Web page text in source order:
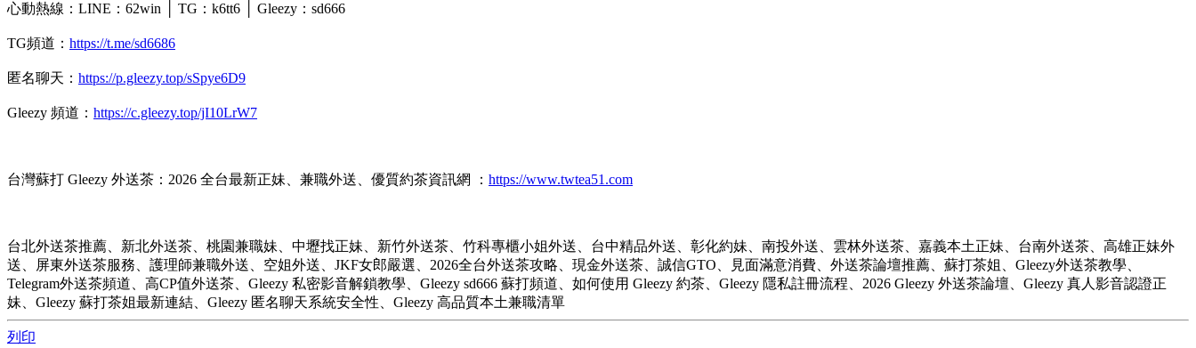
心動熱線：LINE：62win │ TG：k6tt6 │ Gleezy：sd666
TG頻道： https://t.me/sd6686
匿名聊天： https://p.gleezy.top/sSpye6D9
Gleezy 頻道： https://c.gleezy.top/jI10LrW7
台灣蘇打 Gleezy 外送茶：2026 全台最新正妹、兼職外送、優質約茶資訊網 ： https://www.twtea51.com
台北外送茶推薦、新北外送茶、桃園兼職妹、中壢找正妹、新竹外送茶、竹科專櫃小姐外送、台中精品外送、彰化約妹、南投外送、雲林外送茶、嘉義本土正妹、台南外送茶、高雄正妹外
送、屏東外送茶服務、護理師兼職外送、空姐外送、JKF女郎嚴選、2026全台外送茶攻略、現金外送茶、誠信GTO、見面滿意消費、外送茶論壇推薦、蘇打茶姐、Gleezy外送茶教學、
Telegram外送茶頻道、高CP值外送茶、Gleezy 私密影音解鎖教學、Gleezy sd666 蘇打頻道、如何使用 Gleezy 約茶、Gleezy 隱私註冊流程、2026 Gleezy 外送茶論壇、Gleezy 真人影音認證正
妹、Gleezy 蘇打茶姐最新連結、Gleezy 匿名聊天系統安全性、Gleezy 高品質本土兼職清單
列印